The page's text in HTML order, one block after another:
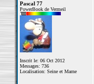
Pascal 77
PowerBook de Vermeil
Inscrit le: 06 Oct 2012
Messages: 736
Localisation: Seine et Marne